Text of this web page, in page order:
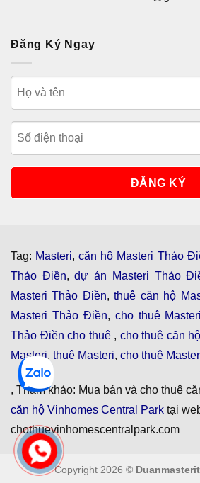
Đăng Ký Ngay
Tag: Masteri,căn hộ Masteri Thảo
Thảo Điền,dự án Masteri Thảo
Masteri Thảo Điền,thuê căn hộ
Masteri Thảo Điền, cho thuê
Thảo Điền cho thuê , cho thuê căn
Masteri, thuê Masteri, cho thuê
, Tham khảo: Mua bán và cho thuê
căn hộ Vinhomes Central Park tại
chothuevinhomescentralpark.com
Copyright 2026 ©